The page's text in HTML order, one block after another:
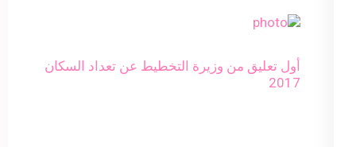
أول تعليق من وزيرة التخطيط عن تعداد السكان
2017